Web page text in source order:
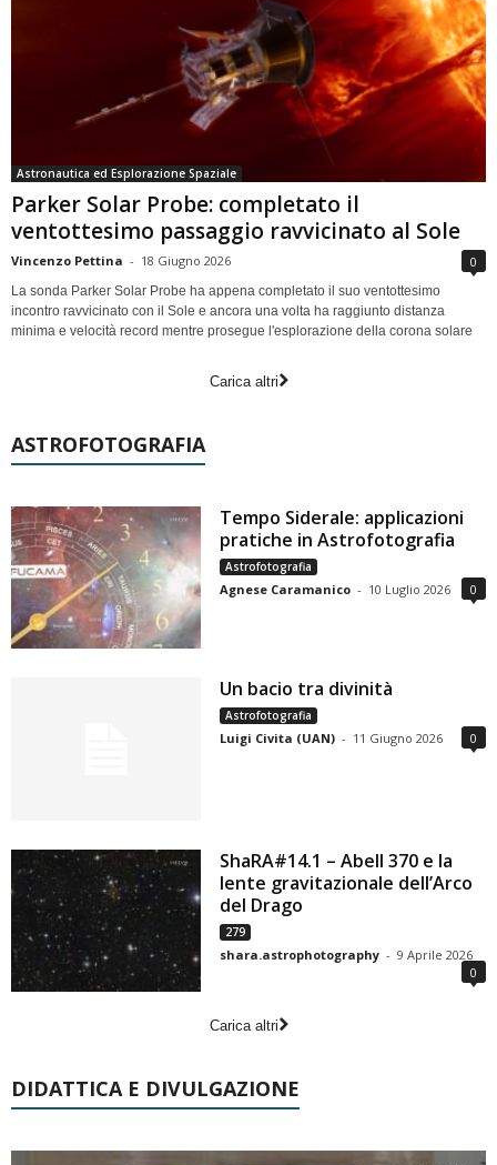
Astronautica ed Esplorazione Spaziale
Parker Solar Probe: completato il
ventottesimo passaggio ravvicinato al Sole
Vincenzo Pettina - 18 Giugno 2026 0
La sonda Parker Solar Probe ha appena completato il suo ventottesimo
incontro ravvicinato con il Sole e ancora una volta ha raggiunto distanza
minima e velocità record mentre prosegue l'esplorazione della corona solare
Carica altri
ASTROFOTOGRAFIA
Tempo Siderale: applicazioni
pratiche in Astrofotografia
Astrofotografia
Agnese Caramanico - 10 Luglio 2026 0
Un bacio tra divinità
Astrofotografia
Luigi Civita (UAN) - 11 Giugno 2026 0
ShaRA#14.1 – Abell 370 e la
lente gravitazionale dell’Arco
del Drago
279
shara.astrophotography - 9 Aprile 2026
0
Carica altri
DIDATTICA E DIVULGAZIONE